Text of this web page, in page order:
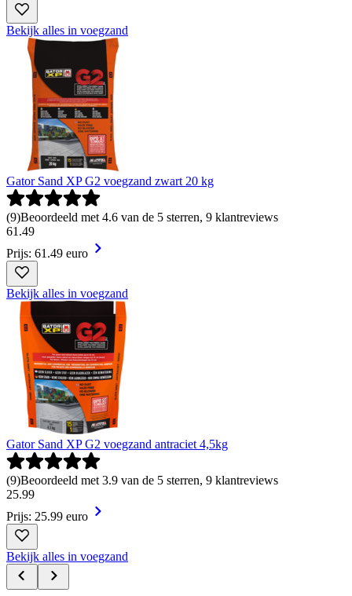
Bekijk alles in voegzand
Gator Sand XP G2 voegzand zwart 20 kg
(9)Beoordeeld met 4.6 van de 5 sterren, 9 klantreviews
61 .49
Prijs: 61.49 euro
Bekijk alles in voegzand
Gator Sand XP G2 voegzand antraciet 4,5kg
(9)Beoordeeld met 3.9 van de 5 sterren, 9 klantreviews
25.99
Prijs: 25.99 euro
Bekijk alles in voegzand